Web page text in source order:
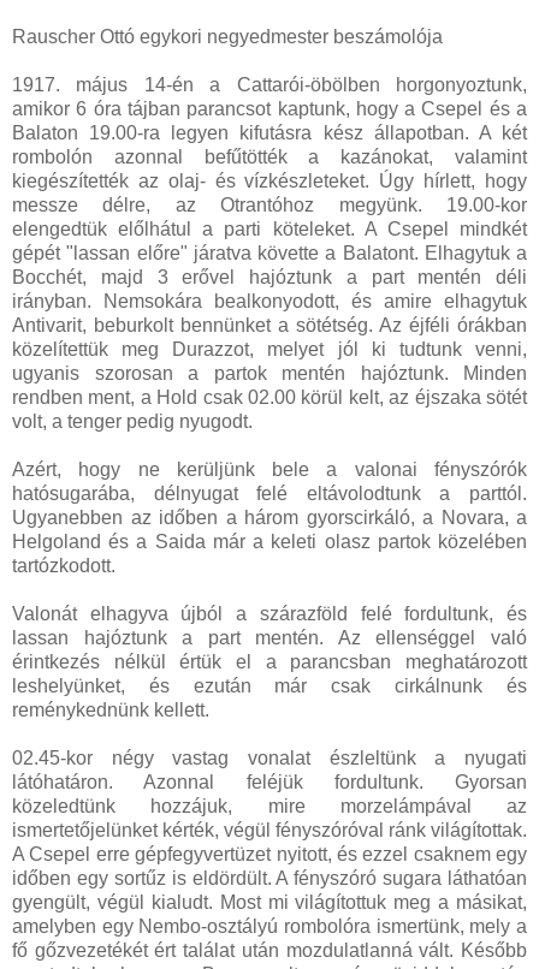
Rauscher Ottó egykori negyedmester beszámolója
1917. május 14-én a Cattarói-öbölben horgonyoztunk,
amikor 6 óra tájban parancsot kaptunk, hogy a Csepel és a
Balaton 19.00-ra legyen kifutásra kész állapotban. A két
rombolón azonnal befűtötték a kazánokat, valamint
kiegészítették az olaj- és vízkészleteket. Úgy hírlett, hogy
messze délre, az Otrantóhoz megyünk. 19.00-kor
elengedtük előlhátul a parti köteleket. A Csepel mindkét
gépét "lassan előre" járatva követte a Balatont. Elhagytuk a
Bocchét, majd 3 erővel hajóztunk a part mentén déli
irányban. Nemsokára bealkonyodott, és amire elhagytuk
Antivarit, beburkolt bennünket a sötétség. Az éjféli órákban
közelítettük meg Durazzot, melyet jól ki tudtunk venni,
ugyanis szorosan a partok mentén hajóztunk. Minden
rendben ment, a Hold csak 02.00 körül kelt, az éjszaka sötét
volt, a tenger pedig nyugodt.
Azért, hogy ne kerüljünk bele a valonai fényszórók
hatósugarába, délnyugat felé eltávolodtunk a parttól.
Ugyanebben az időben a három gyorscirkáló, a Novara, a
Helgoland és a Saida már a keleti olasz partok közelében
tartózkodott.
Valonát elhagyva újból a szárazföld felé fordultunk, és
lassan hajóztunk a part mentén. Az ellenséggel való
érintkezés nélkül értük el a parancsban meghatározott
leshelyünket, és ezután már csak cirkálnunk és
reménykednünk kellett.
02.45-kor négy vastag vonalat észleltünk a nyugati
látóhatáron. Azonnal feléjük fordultunk. Gyorsan
közeledtünk hozzájuk, mire morzelámpával az
ismertetőjelünket kérték, végül fényszóróval ránk világítottak.
A Csepel erre gépfegyvertüzet nyitott, és ezzel csaknem egy
időben egy sortűz is eldördült. A fényszóró sugara láthatóan
gyengült, végül kialudt. Most mi világítottuk meg a másikat,
amelyben egy Nembo-osztályú rombolóra ismertünk, mely a
fő gőzvezetékét ért találat után mozdulatlanná vált. Később